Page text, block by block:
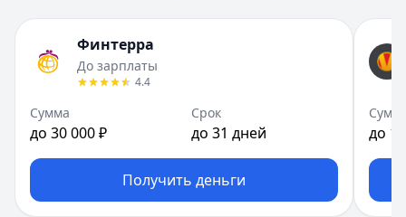
Финтерра
До зарплаты
4.4
Сумма
до 30 000 ₽
Срок
до 31 дней
Получить деньги
до